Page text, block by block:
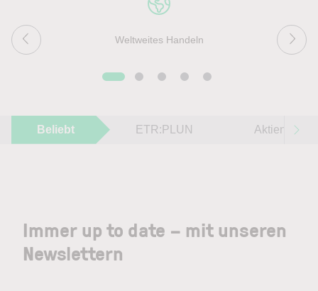
Weltweites Handeln
Beliebt ETR:PLUN Aktien im
Immer up to date – mit unseren
Newslettern